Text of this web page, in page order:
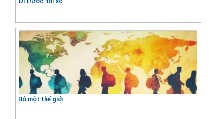
Bỏ một thế giới